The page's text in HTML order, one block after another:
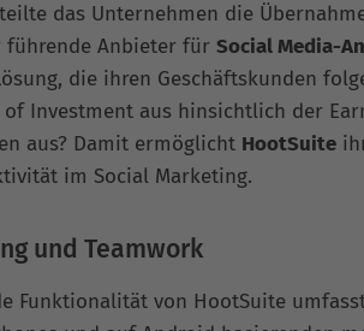
teilte das Unternehmen die
Anbieter für Social Media-
die ihren Geschäftskunden
Investment aus hinsichtlich der
aus? Damit ermöglicht HootSuite
im Social Marketing.
und Teamwork
Funktionalität von HootSuite